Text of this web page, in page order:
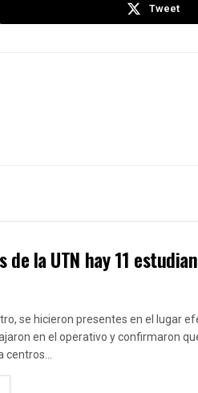
Tweet
la UTN hay 11
se hicieron presentes en el lugar
en el operativo y confirmaron